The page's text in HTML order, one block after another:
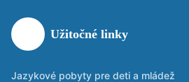
Užitočné linky
Jazykové pobyty pre deti a mládež